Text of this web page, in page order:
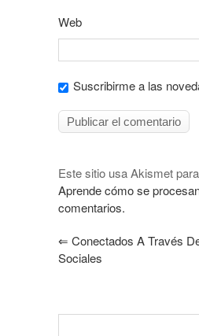
Web
Suscribirme a las
Este sitio usa Akismet
Aprende cómo se
comentarios.
⇐ Conectados A Través
Sociales